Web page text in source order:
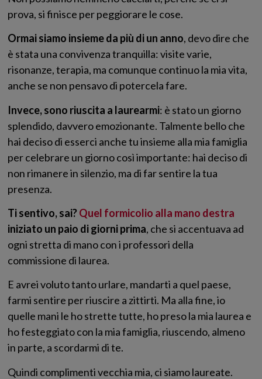
prova, si finisce per peggiorare le cose.
Ormai siamo insieme da più di un anno, devo dire che
è stata una convivenza tranquilla: visite varie,
risonanze, terapia, ma comunque continuo la mia vita,
anche se non pensavo di potercela fare.
Invece, sono riuscita a laurearmi: è stato un giorno
splendido, davvero emozionante. Talmente bello che
hai deciso di esserci anche tu insieme alla mia famiglia
per celebrare un giorno così importante: hai deciso di
non rimanere in silenzio, ma di far sentire la tua
presenza.
Ti sentivo, sai?Quel formicolio alla mano destra
iniziato un paio di giorni prima, che si accentuava ad
ogni stretta di mano con i professori della
commissione di laurea.
E avrei voluto tanto urlare, mandarti a quel paese,
farmi sentire per riuscire a zittirti. Ma alla fine, io
quelle mani le ho strette tutte, ho preso la mia laurea e
ho festeggiato con la mia famiglia, riuscendo, almeno
in parte, a scordarmi di te.
Quindi complimenti vecchia mia, ci siamo laureate.